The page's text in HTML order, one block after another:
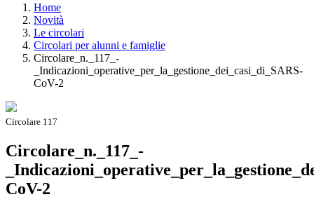
Home
Novità
Le circolari
Circolari per alunni e famiglie
Circolare_n._117_-
_Indicazioni_operative_per_la_gestione_dei_casi_di_SARS-
CoV-2
Circolare 117
Circolare_n._117_-
CoV-2